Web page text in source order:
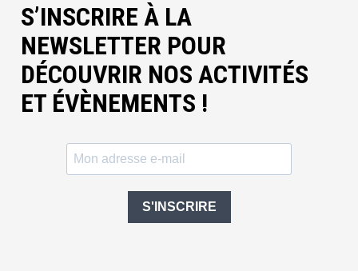
S’INSCRIRE À LA
NEWSLETTER POUR
DÉCOUVRIR NOS ACTIVITÉS
ET ÉVÈNEMENTS !
S'INSCRIRE